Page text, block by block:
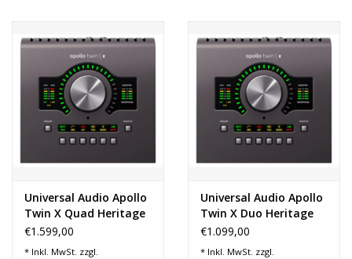
Recording
PA-Anlage
Traditionelle Instrumente
Universal Audio Apollo
Twin X Quad Heritage
Ed.
€1.599,00
* Inkl. MwSt. zzgl.
Universal Audio Apollo
Twin X Duo Heritage
Ed.
€1.099,00
* Inkl. MwSt. zzgl.